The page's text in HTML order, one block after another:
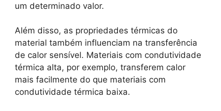
um determinado valor.
Além disso, as propriedades térmicas do
material também influenciam na transferência
de calor sensível. Materiais com condutividade
térmica alta, por exemplo, transferem calor
mais facilmente do que materiais com
condutividade térmica baixa.